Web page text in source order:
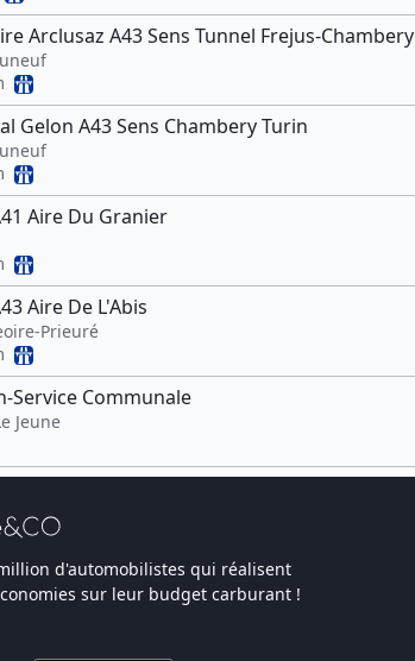
Arclusaz A43 Sens Tunnel Frejus-Chambery
Gelon A43 Sens Chambery Turin
Aire Du Granier
Aire De L'Abis
Prieuré
Service Communale
Jeune
d'automobilistes qui réalisent
sur leur budget carburant !